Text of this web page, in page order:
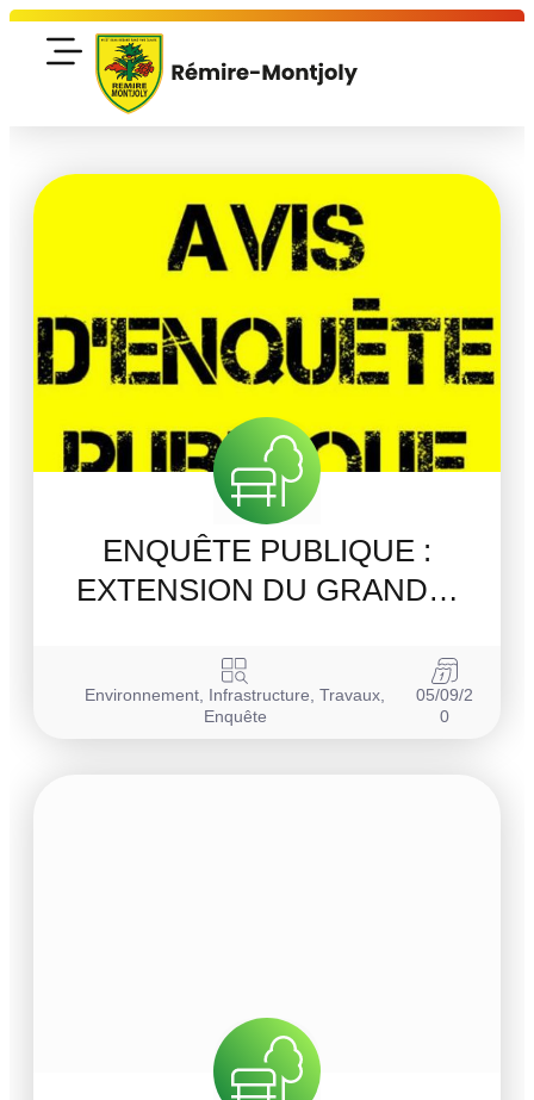
ENQUÊTE PUBLIQUE :
EXTENSION DU GRAND…
Environnement, Infrastructure, Travaux,
Enquête
05/09/2
0